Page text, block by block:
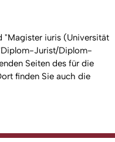
"Magister iuris (Universität
Jurist/Diplom-
Seiten des für die
finden Sie auch die